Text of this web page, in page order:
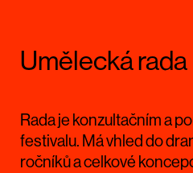
Umělecká rada
Rada je konzultačním a
festivalu. Má vhled do
ročníků a celkové